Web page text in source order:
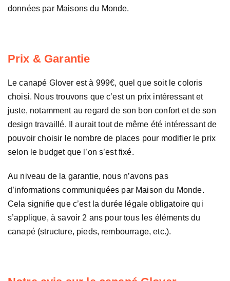
données par Maisons du Monde.
Prix & Garantie
Le canapé Glover est à 999€, quel que soit le coloris
choisi. Nous trouvons que c’est un prix intéressant et
juste, notamment au regard de son bon confort et de son
design travaillé. Il aurait tout de même été intéressant de
pouvoir choisir le nombre de places pour modifier le prix
selon le budget que l’on s’est fixé.
Au niveau de la garantie, nous n’avons pas
d’informations communiquées par Maison du Monde.
Cela signifie que c’est la durée légale obligatoire qui
s’applique, à savoir 2 ans pour tous les éléments du
canapé (structure, pieds, rembourrage, etc.).